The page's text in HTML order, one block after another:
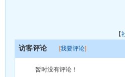
【
访客评论 [我要评论]
暂时没有评论！